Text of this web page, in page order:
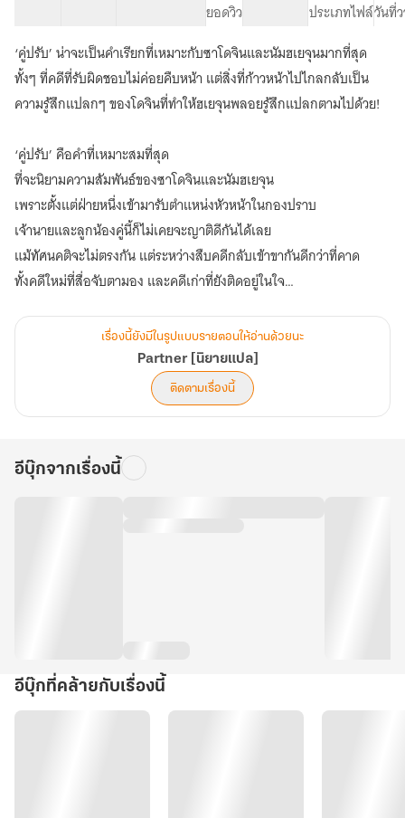
ยอดวิว ประเภทไฟล์วันที่
‘คู่ปรับ’ น่าจะเป็นคำเรียกที่เหมาะกับซาโดจินและนัมฮเยจุนมากที่สุด
ทั้งๆ ที่คดีที่รับผิดชอบไม่ค่อยคืบหน้า แต่สิ่งที่ก้าวหน้าไปไกลกลับเป็น
ความรู้สึกแปลกๆ ของโดจินที่ทำให้ฮเยจุนพลอยรู้สึกแปลกตามไปด้วย!
‘คู่ปรับ’ คือคำที่เหมาะสมที่สุด
ที่จะนิยามความสัมพันธ์ของซาโดจินและนัมฮเยจุน
เพราะตั้งแต่ฝ่ายหนึ่งเข้ามารับตำแหน่งหัวหน้าในกองปราบ
เจ้านายและลูกน้องคู่นี้ก็ไม่เคยจะญาติดีกันได้เลย
แม้ทัศนคติจะไม่ตรงกัน แต่ระหว่างสืบคดีกลับเข้าขากันดีกว่าที่คาด
ทั้งคดีใหม่ที่สื่อจับตามอง และคดีเก่าที่ยังติดอยู่ในใจ
คือความรู้สึกแปลกๆ ที่ก่อตัวระหว่างคนทั้งคู่!
เรื่องนี้ยังมีในรูปแบบรายตอนให้อ่านด้วยนะ
Partner [นิยายแปล]
ติดตามเรื่องนี้
อีบุ๊กจากเรื่องนี้
อีบุ๊กที่คล้ายกับเรื่องนี้